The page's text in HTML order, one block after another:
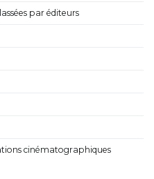
par éditeurs
cinématographiques